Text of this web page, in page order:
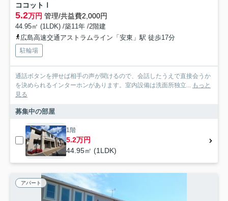
ココットⅠ
5.2万円 管理/共益費2,000円
44.95㎡ (1LDK) /築11年 /2階建
広島高速交通アストラムライン「安東」駅 徒歩17分
駐輪場
通話ボタンを押せば相手の声が聞けるので、会話したうえで直接会うか
を決められるインターホンがあります。室内設備は洗面所独立... もっと
見る
募集中の部屋
1階
5.2万円
44.95㎡ (1LDK)
アパート